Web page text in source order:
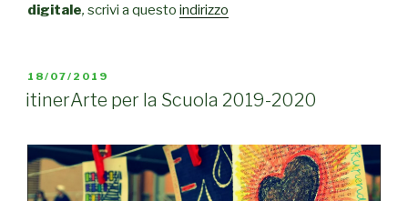
digitale, scrivi a questo indirizzo
PUBBLICATO
IL
18/07/2019
itinerArte per la Scuola 2019-2020